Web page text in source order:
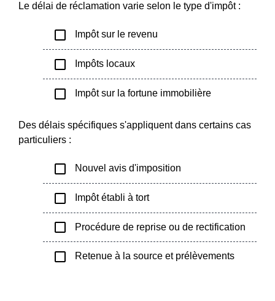
Le délai de réclamation varie selon le type d'impôt :
check_box_outline_blank Impôt sur le revenu
check_box_outline_blank Impôts locaux
check_box_outline_blank Impôt sur la fortune immobilière
Des délais spécifiques s'appliquent dans certains cas
particuliers :
check_box_outline_blank Nouvel avis d'imposition
check_box_outline_blank Impôt établi à tort
check_box_outline_blank Procédure de reprise ou de rectification
check_box_outline_blank Retenue à la source et prélèvements